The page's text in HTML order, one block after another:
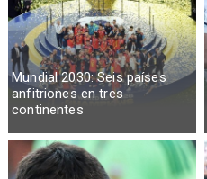
Mundial 2030: Seis países
anfitriones en tres
continentes